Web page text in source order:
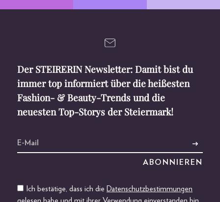
Der STEIRERIN Newsletter: Damit bist du
immer top informiert über die heißesten
Fashion- & Beauty-Trends und die
neuesten Top-Storys der Steiermark!
Ich bestätige, dass ich die Datenschutzbestimmungen
gelesen habe und mit ihrer Verwendung einverstanden bin.